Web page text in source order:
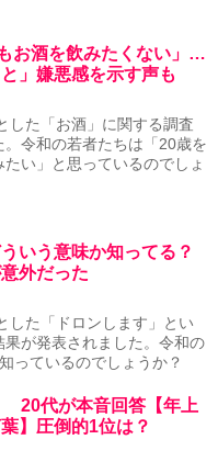
お酒を飲みたくない」…
」嫌悪感を示す声も
した「お酒」に関する調査
令和の若者たちは「20歳を
い」と思っているのでしょ
いう意味か知ってる？
外だった
した「ドロンします」とい
果が発表されました。令和の
っているのでしょうか？
20代が本音回答【年上
】圧倒的1位は？